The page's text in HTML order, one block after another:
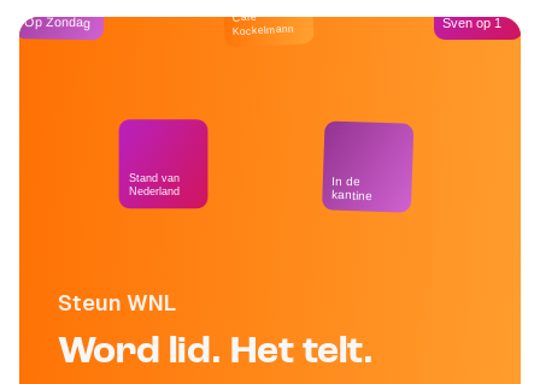
Steun WNL
Word lid. Het telt.
Op Zondag
Stand van
Nederland
Café
Kockelmann
In de
kantine
Sven op 1